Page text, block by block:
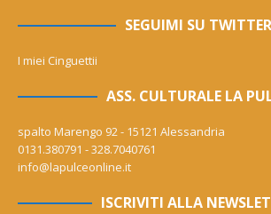
SEGUIMI SU TWITTER
I miei Cinguettii
ASS. CULTURALE LA
spalto Marengo 92 - 15121 Alessandria
0131.380791 - 328.7040761
info@lapulceonline.it
ISCRIVITI ALLA